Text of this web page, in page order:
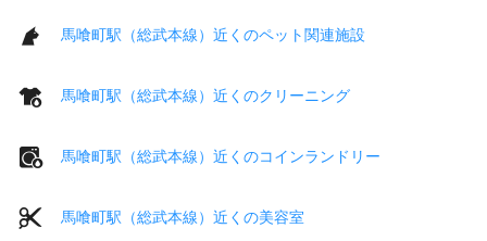
馬喰町駅（総武本線）近くのペット関連施設
馬喰町駅（総武本線）近くのクリーニング
馬喰町駅（総武本線）近くのコインランドリー
馬喰町駅（総武本線）近くの美容室